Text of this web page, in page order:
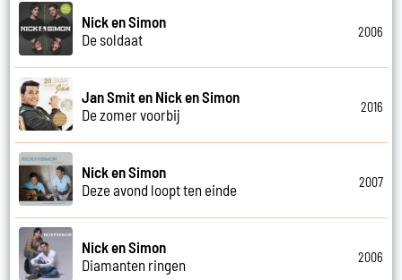
Nick en Simon
De soldaat
2006
Jan Smit en Nick en Simon
De zomer voorbij
2016
Nick en Simon
Deze avond loopt ten einde
2007
Nick en Simon
Diamanten ringen
2006